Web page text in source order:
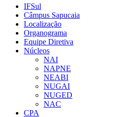
IFSul
Câmpus Sapucaia
Localização
Organograma
Equipe Diretiva
Núcleos
NAI
NAPNE
NEABI
NUGAI
NUGED
NAC
CPA